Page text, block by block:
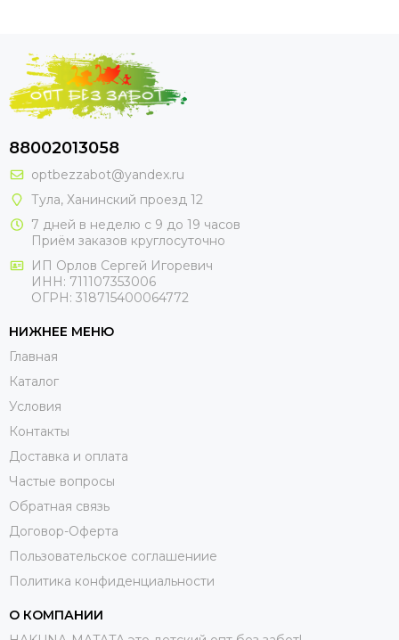
88002013058
optbezzabot@yandex.ru
Тула, Ханинский проезд 12
7 дней в неделю с 9 до 19 часов
Приём заказов круглосуточно
ИП Орлов Сергей Игоревич
ИНН: 711107353006
ОГРН: 318715400064772
НИЖНЕЕ МЕНЮ
Главная
Каталог
Условия
Контакты
Доставка и оплата
Частые вопросы
Обратная связь
Договор-Оферта
Пользовательское соглашениие
Политика конфиденциальности
О КОМПАНИИ